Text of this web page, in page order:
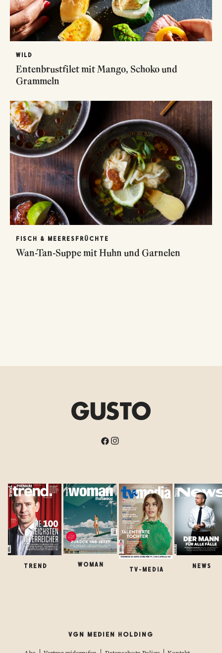
WILD
Entenbrustfilet mit Mango, Schoko und
Grammeln
FISCH & MEERESFRÜCHTE
Wan-Tan-Suppe mit Huhn und Garnelen
TREND WOMAN
TV-MEDIA
NEWS
VGN MEDIEN HOLDING